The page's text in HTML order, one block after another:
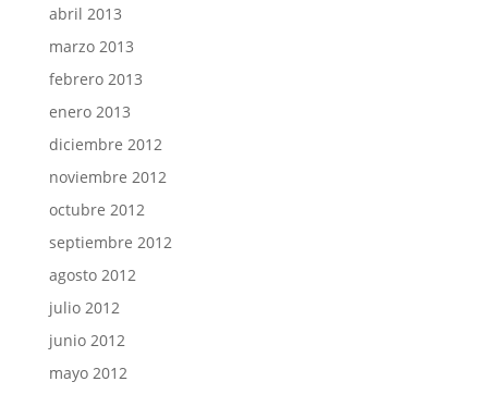
abril 2013
marzo 2013
febrero 2013
enero 2013
diciembre 2012
noviembre 2012
octubre 2012
septiembre 2012
agosto 2012
julio 2012
junio 2012
mayo 2012